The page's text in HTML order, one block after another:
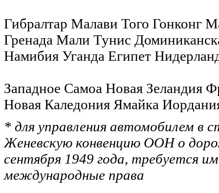
Гибралтар Малави Того Гонконг
Гренада Мали Тунис
Намибия Уганда Египет
Западное Самоа Новая Зеландия
Новая Каледония Ямайка
* для управления автомобилем в
Женевскую конвенцию ООН о
сентября 1949 года, требуется
международные права